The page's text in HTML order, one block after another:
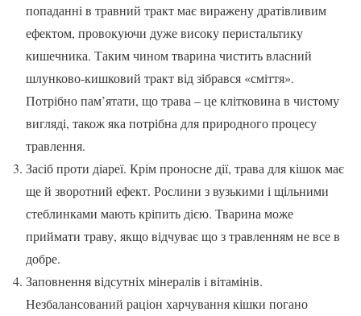
попаданні в травний тракт має виражену дратівливим
ефектом, провокуючи дуже високу перистальтику
кишечника. Таким чином тварина чистить власний
шлунково-кишковий тракт від зібрався «сміття».
Потрібно пам’ятати, що трава – це клітковина в чистому
вигляді, також яка потрібна для природного процесу
травлення.
Засіб проти діареї. Крім проносне дії, трава для кішок має
ще й зворотний ефект. Рослини з вузькими і щільними
стеблинками мають кріпить дією. Тварина може
приймати траву, якщо відчуває що з травленням не все в
добре.
Заповнення відсутніх мінералів і вітамінів.
Незбалансований раціон харчування кішки погано